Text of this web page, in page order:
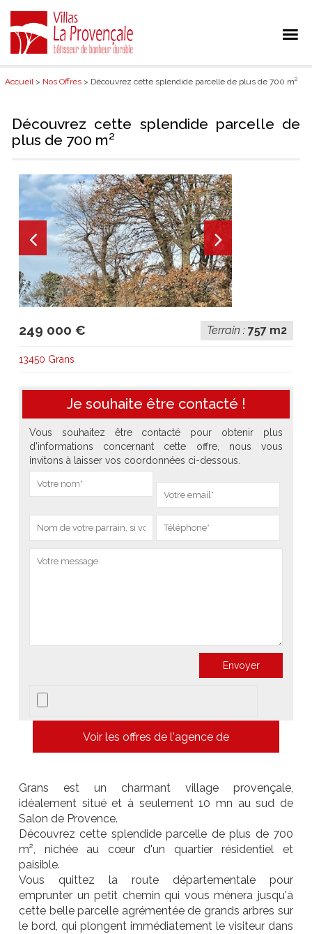
Accueil> Nos Offres > Découvrez cette splendide parcelle de plus de 700 m²
Découvrez cette splendide parcelle de
plus de 700 m²
249 000 € Terrain : 757 m2
13450 Grans
Je souhaite être contacté !
Vous souhaitez être contacté pour obtenir plus
d'informations concernant cette offre, nous vous
invitons à laisser vos coordonnées ci-dessous.
Voir les offres de l'agence de
Grans est un charmant village provençale,
idéalement situé et à seulement 10 mn au sud de
Salon de Provence.
Découvrez cette splendide parcelle de plus de 700
m², nichée au cœur d'un quartier résidentiel et
paisible.
Vous quittez la route départementale pour
emprunter un petit chemin qui vous mènera jusqu'à
cette belle parcelle agrémentée de grands arbres sur
le bord, qui plongent immédiatement le visiteur dans